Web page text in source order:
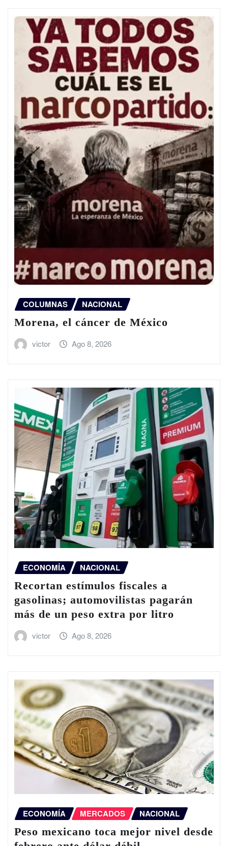
COLUMNAS NACIONAL
Morena, el cáncer de México
victor Ago 8, 2026
ECONOMÍA NACIONAL
Recortan estímulos fiscales a
gasolinas; automovilistas pagarán
más de un peso extra por litro
victor Ago 8, 2026
ECONOMÍA MERCADOS NACIONAL
Peso mexicano toca mejor nivel desde